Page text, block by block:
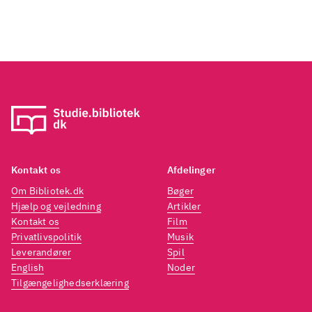
Kontakt os
Om Bibliotek.dk
Hjælp og vejledning
Kontakt os
Privatlivspolitik
Leverandører
English
Tilgængelighedserklæring
Afdelinger
Bøger
Artikler
Film
Musik
Spil
Noder